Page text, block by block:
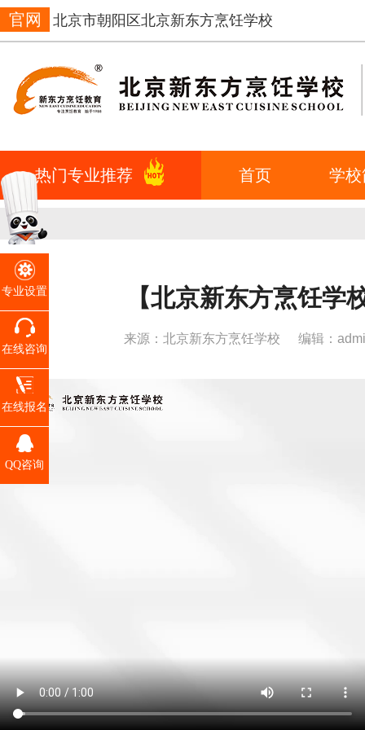
官网 北京市朝阳区北京新东方烹饪学校
热门专业推荐 首页 学
【北京新东方烹饪学
来源：北京新东方烹饪学校 编辑：
专业设置
在线咨询
在线报名
QQ咨询